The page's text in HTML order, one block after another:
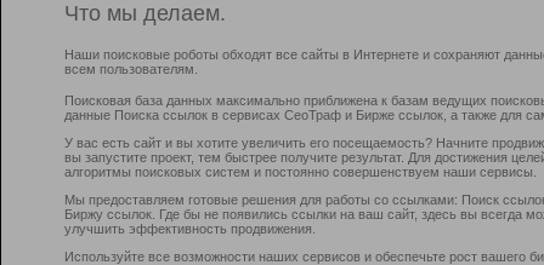
Что мы делаем.
Наши поисковые роботы обходят все сайты в Интернете и сохраняют
всем пользователям.
Поисковая база данных максимально приближена к базам ведущих
данные Поиска ссылок в сервисах СеоТраф и Бирже ссылок, а также для
У вас есть сайт и вы хотите увеличить его посещаемость? Начните
вы запустите проект, тем быстрее получите результат. Для достижения
алгоритмы поисковых систем и постоянно совершенствуем наши сервисы.
Мы предоставляем готовые решения для работы со ссылками: Поиск
Биржу ссылок. Где бы не появились ссылки на ваш сайт, здесь вы всегда
улучшить эффективность продвижения.
Используйте все возможности наших сервисов и обеспечьте рост вашего